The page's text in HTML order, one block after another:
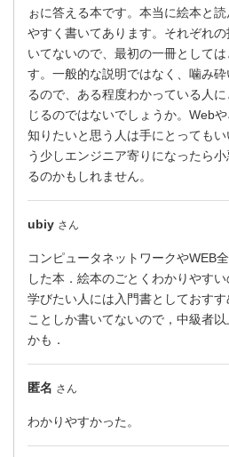
ぉに答える本です。本当に絵本と
やすく書いてあります。それぞれ
いてないので、最初の一冊として
す。一般的な説明ではなく、噛み
るので、ある程度わかっている人
じるのではないでしょうか。Web
知りたいと思う人は手にとっても
う少しエンジニア寄りになったら
るのかもしれません。
ubiy さん
コンピュータネットワークやWEB
した本．絵本のごとくわかりやす
学びたい人には入門書としておす
ことしか書いてないので，中級者
かも．
匿名 さん
わかりやすかった。